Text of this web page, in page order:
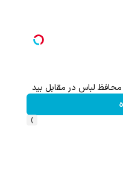
محافظ لباس در مقابل بید
›